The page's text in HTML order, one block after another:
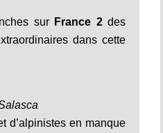
sur France 2des
dans cette
d’alpinistes en manque